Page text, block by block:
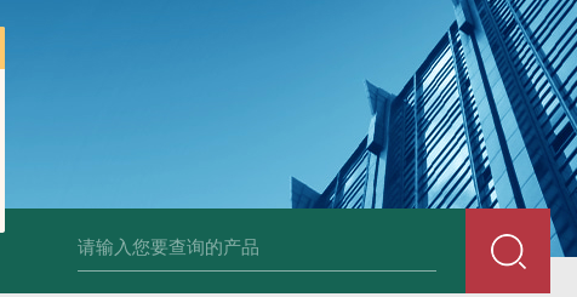
全自动在线SDI仪 爱科污染指数测定仪 爱科手动污染指数测定仪